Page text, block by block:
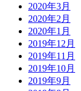
2020年3月
2020年2月
2020年1月
2019年12月
2019年11月
2019年10月
2019年9月